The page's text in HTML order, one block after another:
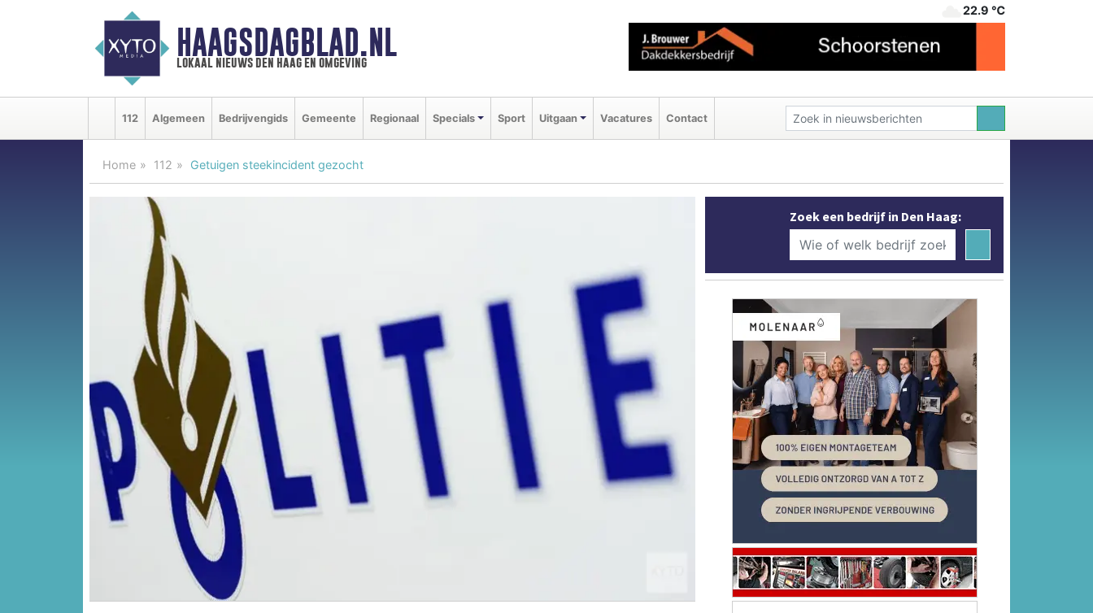
HAAGSDAGBLAD.NL
lokaal nieuws den haag en omgeving
22.9 ℃
112 Algemeen Bedrijvengids Gemeente Regionaal Specials Sport Uitgaan Vacatures Contact
Home 112 Getuigen steekincident gezocht
Zoek een bedrijf in Den Haag: